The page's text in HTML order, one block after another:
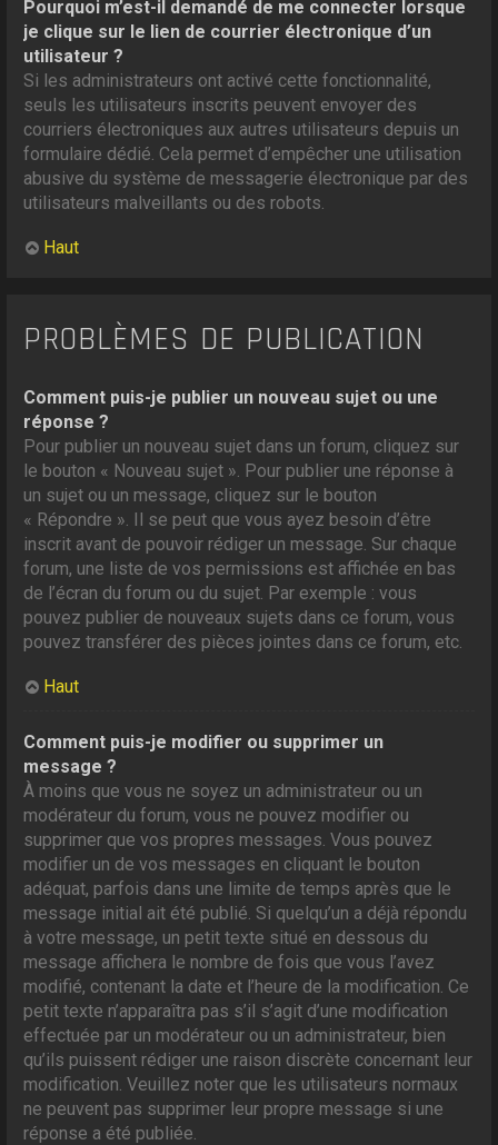
Pourquoi m’est-il demandé de me connecter lorsque
je clique sur le lien de courrier électronique d’un
utilisateur ?
Si les administrateurs ont activé cette fonctionnalité,
seuls les utilisateurs inscrits peuvent envoyer des
courriers électroniques aux autres utilisateurs depuis un
formulaire dédié. Cela permet d’empêcher une utilisation
abusive du système de messagerie électronique par des
utilisateurs malveillants ou des robots.
Haut
PROBLÈMES DE PUBLICATION
Comment puis-je publier un nouveau sujet ou une
réponse ?
Pour publier un nouveau sujet dans un forum, cliquez sur
le bouton « Nouveau sujet ». Pour publier une réponse à
un sujet ou un message, cliquez sur le bouton
« Répondre ». Il se peut que vous ayez besoin d’être
inscrit avant de pouvoir rédiger un message. Sur chaque
forum, une liste de vos permissions est affichée en bas
de l’écran du forum ou du sujet. Par exemple : vous
pouvez publier de nouveaux sujets dans ce forum, vous
pouvez transférer des pièces jointes dans ce forum, etc.
Haut
Comment puis-je modifier ou supprimer un
message ?
À moins que vous ne soyez un administrateur ou un
modérateur du forum, vous ne pouvez modifier ou
supprimer que vos propres messages. Vous pouvez
modifier un de vos messages en cliquant le bouton
adéquat, parfois dans une limite de temps après que le
message initial ait été publié. Si quelqu’un a déjà répondu
à votre message, un petit texte situé en dessous du
message affichera le nombre de fois que vous l’avez
modifié, contenant la date et l’heure de la modification. Ce
petit texte n’apparaîtra pas s’il s’agit d’une modification
effectuée par un modérateur ou un administrateur, bien
qu’ils puissent rédiger une raison discrète concernant leur
modification. Veuillez noter que les utilisateurs normaux
ne peuvent pas supprimer leur propre message si une
réponse a été publiée.